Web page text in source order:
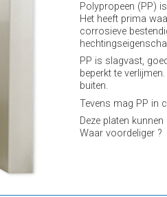
Polypropeen (PP)
Het heeft prima
corrosieve
PP is slagvast,
beperkt te
buiten.
Tevens mag PP in
Deze platen
Waar voordeliger ?